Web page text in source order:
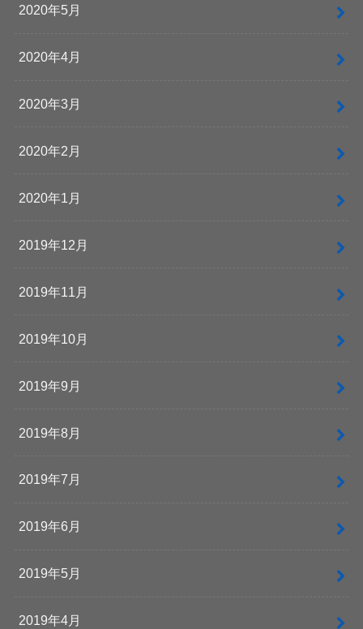
2020年5月
2020年4月
2020年3月
2020年2月
2020年1月
2019年12月
2019年11月
2019年10月
2019年9月
2019年8月
2019年7月
2019年6月
2019年5月
2019年4月